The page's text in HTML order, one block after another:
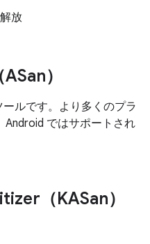
放
）
ルです。より多くのプラ
Android ではサポートされ
（KASan）